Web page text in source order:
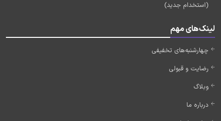
(استخدام جدید)
لینک‌های مهم
چهارشنبه‌های تخفیفی
رضایت و قبولی
وبلاگ
درباره ما